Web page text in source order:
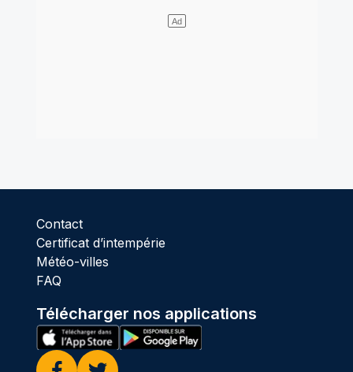
Contact
Certificat d’intempérie
Météo-villes
FAQ
Télécharger nos applications